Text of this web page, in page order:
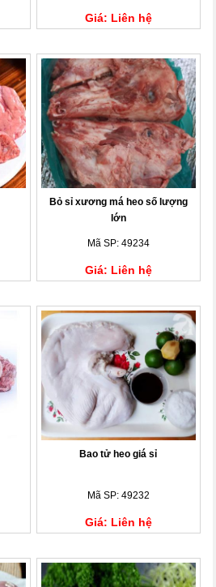
Giá: Liên hệ
Bỏ sỉ xương má heo số lượng
lớn
Mã SP: 49234
Giá: Liên hệ
Bao tử heo giá sỉ
Mã SP: 49232
Giá: Liên hệ